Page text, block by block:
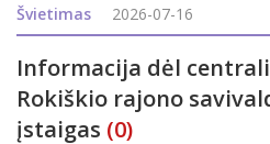
paskelbimo Roki&s
Švietimas 2026-07-16
Informacija dėl
Rokiškio rajono
įstaigas (0)